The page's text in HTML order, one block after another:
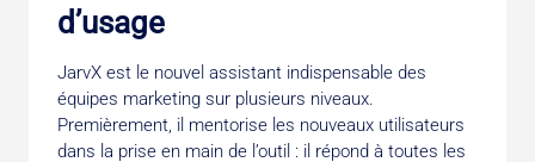
d’usage
JarvX est le nouvel assistant indispensable des
équipes marketing sur plusieurs niveaux.
Premièrement, il mentorise les nouveaux utilisateurs
dans la prise en main de l’outil : il répond à toutes les